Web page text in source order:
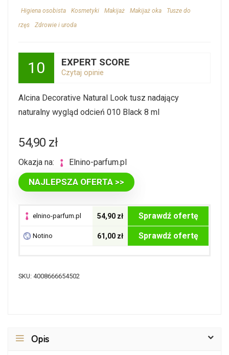
Higiena osobista Kosmetyki Makijaż Makijaż oka
Tusze do
rzęs
Zdrowie i uroda
10 EXPERT SCORE
Czytaj opinie
Alcina Decorative Natural Look tusz nadający
naturalny wygląd odcień 010 Black 8 ml
54,90 zł
Okazja na: elnino-parfum.pl
NAJLEPSZA OFERTA >>
elnino-parfum.pl 54,90 zł Sprawdź ofertę
Notino 61,00 zł Sprawdź ofertę
SKU: 4008666654502
Opis